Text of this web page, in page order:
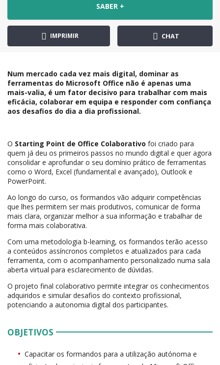
SABER +
IMPRIMIR CHAT
Num mercado cada vez mais digital, dominar as
ferramentas do Microsoft Office não é apenas uma
mais-valia, é um fator decisivo para trabalhar com mais
eficácia, colaborar em equipa e responder com confiança
aos desafios do dia a dia profissional.
O Starting Point de Office Colaborativo foi criado para
quem já deu os primeiros passos no mundo digital e quer agora
consolidar e aprofundar o seu domínio prático de ferramentas
como o Word, Excel (fundamental e avançado), Outlook e
PowerPoint.
Ao longo do curso, os formandos vão adquirir competências
que lhes permitem ser mais produtivos, comunicar de forma
mais clara, organizar melhor a sua informação e trabalhar de
forma mais colaborativa.
Com uma metodologia b-learning, os formandos terão acesso
a conteúdos assíncronos completos e atualizados para cada
ferramenta, com o acompanhamento personalizado numa sala
aberta virtual para esclarecimento de dúvidas.
O projeto final colaborativo permite integrar os conhecimentos
adquiridos e simular desafios do contexto profissional,
potenciando a autonomia digital dos participantes.
OBJETIVOS
Capacitar os formandos para a utilização autónoma e